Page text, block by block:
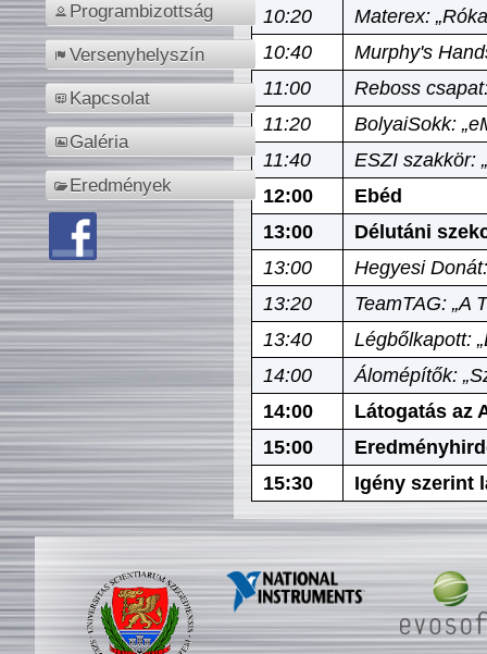
Programbizottság
Versenyhelyszín
Kapcsolat
Galéria
Eredmények
10:20
Materex:
10:40
Murphy's
11:00
Reboss
11:20
BolyaiSokk:
11:40
ESZI szakkör:
12:00
Ebéd
13:00
Délutáni
13:00
Hegyesi
13:20
TeamTAG: „A
13:40
Légbőlkapott:
14:00
Álomépítők:
14:00
Látogatás az
15:00
15:30
Igény szerint